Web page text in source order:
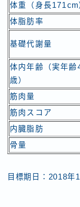
体重（身長171cm
体脂肪率
基礎代謝量
体内年齢（実年齢
歳）
筋肉量
筋肉スコア
内臓脂肪
骨量
目標期日：2018年